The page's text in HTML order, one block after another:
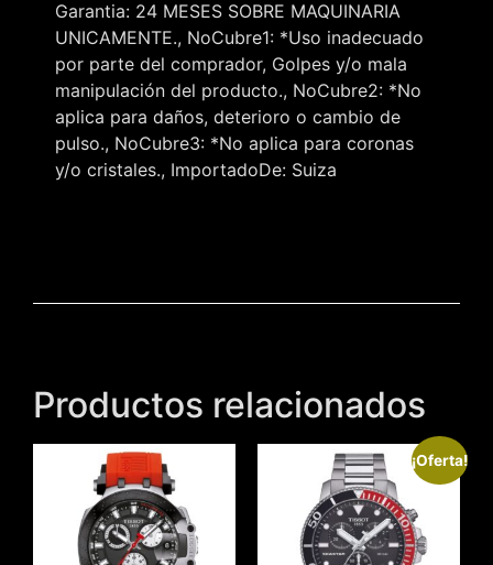
Garantia: 24 MESES SOBRE MAQUINARIA
UNICAMENTE., NoCubre1: *Uso inadecuado
por parte del comprador, Golpes y/o mala
manipulación del producto., NoCubre2: *No
aplica para daños, deterioro o cambio de
pulso., NoCubre3: *No aplica para coronas
y/o cristales., ImportadoDe: Suiza
Productos relacionados
¡Oferta!